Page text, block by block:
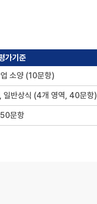
가기준
소양 (10문항)
일반상식 (4개 영역, 40문항)
50문항